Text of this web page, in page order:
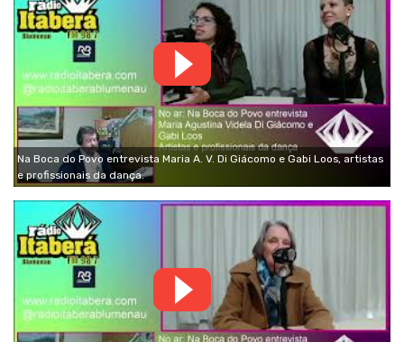
Na Boca do Povo entrevista Maria A. V. Di Giácomo e Gabi Loos, artistas
e profissionais da dança.